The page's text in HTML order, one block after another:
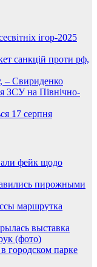
ігор-2025
санкцій проти рф,
– Свириденко
ЗСУ на Північно-
17 серпня
фейк щодо
пирожными
маршрутка
выставка
(фото)
городском парке